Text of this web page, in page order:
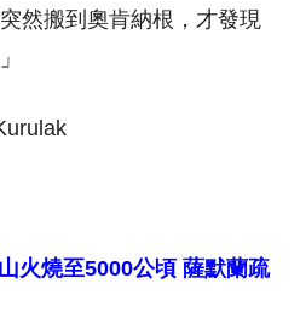
然搬到奧肯納根，才發現
火燒至5000公頃 薩默蘭疏